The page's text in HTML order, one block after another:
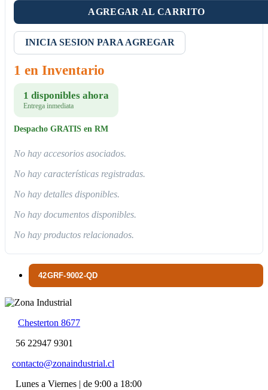
42GRF-9002-QD
AGREGAR AL CARRITO
INICIA SESION PARA AGREGAR
1 en Inventario
1 disponibles ahora
Entrega inmediata
Despacho GRATIS en RM
No hay accesorios asociados.
No hay características registradas.
No hay detalles disponibles.
No hay documentos disponibles.
No hay productos relacionados.
Chesterton 8677
56 22947 9301
contacto@zonaindustrial.cl
Lunes a Viernes | de 9:00 a 18:00